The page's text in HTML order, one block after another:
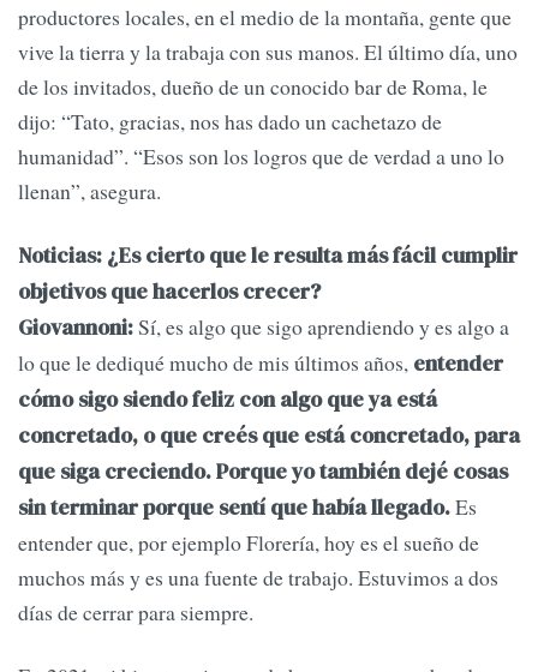
productores locales, en el medio de la montaña, gente que
vive la tierra y la trabaja con sus manos. El último día, uno
de los invitados, dueño de un conocido bar de Roma, le
dijo: “Tato, gracias, nos has dado un cachetazo de
humanidad”. “Esos son los logros que de verdad a uno lo
llenan”, asegura.
Noticias: ¿Es cierto que le resulta más fácil cumplir
objetivos que hacerlos crecer?
Giovannoni:Sí, es algo que sigo aprendiendo y es algo a
lo que le dediqué mucho de mis últimos años, entender
cómo sigo siendo feliz con algo que ya está
concretado, o que creés que está concretado, para
que siga creciendo. Porque yo también dejé cosas
sin terminar porque sentí que había llegado.Es
entender que, por ejemplo Florería, hoy es el sueño de
muchos más y es una fuente de trabajo. Estuvimos a dos
días de cerrar para siempre.